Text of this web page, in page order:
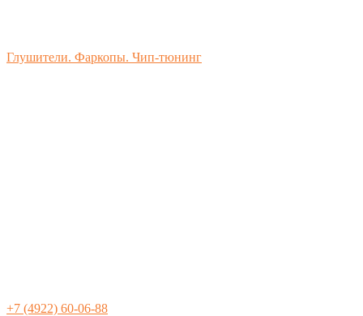
Глушители. Фаркопы. Чип-тюнинг
+7 (4922) 60-06-88